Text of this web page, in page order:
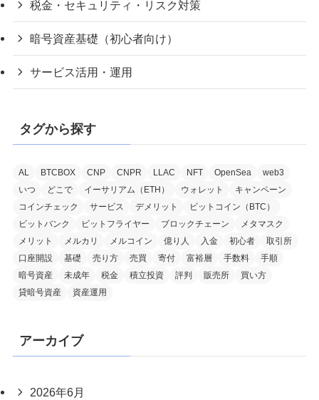
税金・セキュリティ・リスク対策
暗号資産基礎（初心者向け）
サービス活用・運用
タグから探す
AL BTCBOX CNP CNPR LLAC NFT OpenSea
web3
いつ
どこで イーサリアム（ETH） ウォレット
キャンペーン
コインチェック
サービス デメリット
ビットコイン（BTC）
ビットバンク
ビットフライヤー ブロックチェーン
メタマスク
メリット
メルカリ メルコイン 億り人 入金 初心者
取引所
口座開設
基礎 売り方 売買 寄付 富裕層 手数料
手順
暗号資産
未成年 税金 積立投資 評判 販売所
買い方
貸暗号資産
資産運用
アーカイブ
2026年6月